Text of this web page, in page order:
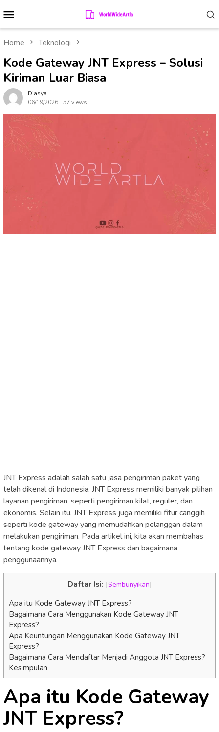
to
contentMenu
Home Teknologi
Kode Gateway JNT Express – Solusi
Kiriman Luar Biasa
Diasya
06/19/2026
57 views
JNT Express adalah salah satu jasa pengiriman paket yang
telah dikenal di Indonesia. JNT Express memiliki banyak pilihan
layanan pengiriman, seperti pengiriman kilat, reguler, dan
ekonomis. Selain itu, JNT Express juga memiliki fitur canggih
seperti kode gateway yang memudahkan pelanggan dalam
melakukan pengiriman. Pada artikel ini, kita akan membahas
tentang kode gateway JNT Express dan bagaimana
penggunaannya.
Daftar Isi: [Sembunyikan]
Apa itu Kode Gateway JNT Express?
Bagaimana Cara Menggunakan Kode Gateway JNT
Express?
Apa Keuntungan Menggunakan Kode Gateway JNT
Express?
Bagaimana Cara Mendaftar Menjadi Anggota JNT Express?
Kesimpulan
Apa itu Kode Gateway
JNT Express?